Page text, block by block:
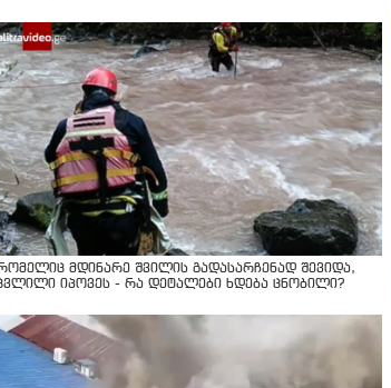
მდინარე შვილის გადასარჩენად შევიდა,
იპოვეს - რა დეტალები ხდება ცნობილი?